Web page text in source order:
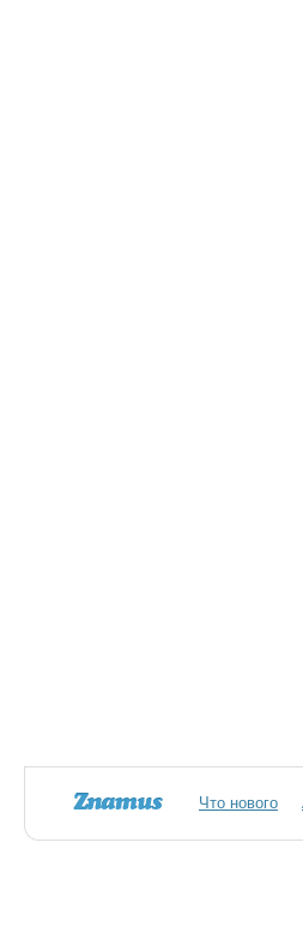
Что нового